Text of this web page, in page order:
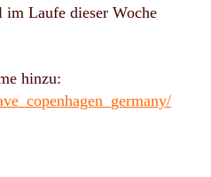
Laufe dieser Woche
hinzu: